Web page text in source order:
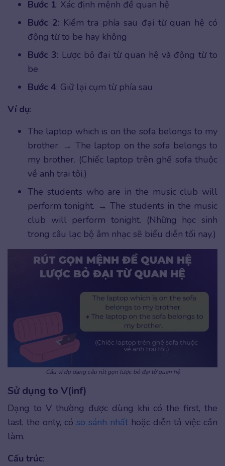
Bước 1: Xác định mệnh đề quan hệ
Bước 2: Kiểm tra phía sau đại từ quan hệ có
động từ to be hay không
Bước 3: Lược bỏ đại từ quan hệ và động từ to
be
Bước 4: Giữ lại cụm từ phía sau
Ví dụ:
The laptop which is on the sofa belongs to my
brother. → The laptop on the sofa belongs to
my brother. (Chiếc laptop trên ghế sofa thuộc
về anh trai tôi.)
The students who are in the music club will
perform tonight. → The students in the music
club will perform tonight. (Những học sinh
trong câu lạc bộ âm nhạc sẽ biểu diễn tối nay.)
Câu ví dụ dạng câu rút gọn lược bỏ đại từ quan hệ
Sử dụng to V(inf)
Dạng to V thường được dùng khi có the first, the
last, the only, có so sánh nhất hoặc diễn tả việc cần
làm.
Cấu trúc: